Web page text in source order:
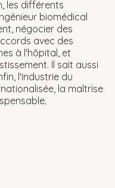
les différents
biomédical
négocier des
avec des
à l'hôpital, et
Il sait aussi
l'industrie du
la maîtrise